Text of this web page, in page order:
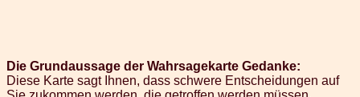
Die Grundaussage der Wahrsagekarte Gedanke:
Diese Karte sagt Ihnen, dass schwere Entscheidungen auf